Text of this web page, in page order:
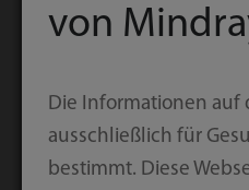
By submitting the
agreed to thePrivacy
Please check if agree to
von
Die Informationen auf
ausschließlich für
bestimmt. Diese